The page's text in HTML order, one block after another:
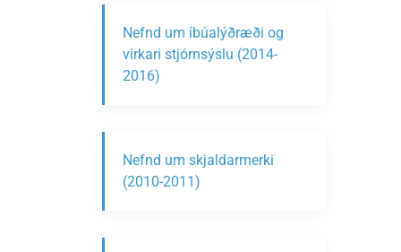
Nefnd um íbúalýðræði og
virkari stjórnsýslu (2014-
2016)
Nefnd um skjaldarmerki
(2010-2011)